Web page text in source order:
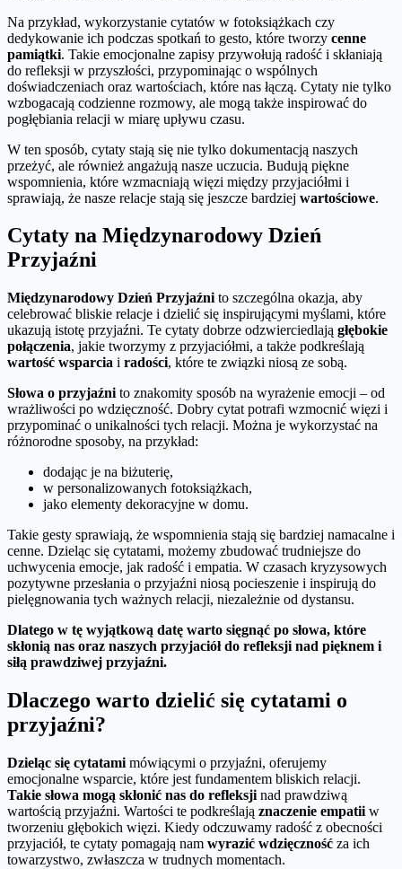
Na przykład, wykorzystanie cytatów w fotoksiążkach czy
dedykowanie ich podczas spotkań to gesto, które tworzy cenne
pamiątki. Takie emocjonalne zapisy przywołują radość i skłaniają
do refleksji w przyszłości, przypominając o wspólnych
doświadczeniach oraz wartościach, które nas łączą. Cytaty nie tylko
wzbogacają codzienne rozmowy, ale mogą także inspirować do
pogłębiania relacji w miarę upływu czasu.
W ten sposób, cytaty stają się nie tylko dokumentacją naszych
przeżyć, ale również angażują nasze uczucia. Budują piękne
wspomnienia, które wzmacniają więzi między przyjaciółmi i
sprawiają, że nasze relacje stają się jeszcze bardziej wartościowe.
Cytaty na Międzynarodowy Dzień
Przyjaźni
Międzynarodowy Dzień Przyjaźni to szczególna okazja, aby
celebrować bliskie relacje i dzielić się inspirującymi myślami, które
ukazują istotę przyjaźni. Te cytaty dobrze odzwierciedlają głębokie
połączenia, jakie tworzymy z przyjaciółmi, a także podkreślają
wartość wsparcia i radości, które te związki niosą ze sobą.
Słowa o przyjaźni to znakomity sposób na wyrażenie emocji – od
wrażliwości po wdzięczność. Dobry cytat potrafi wzmocnić więzi i
przypominać o unikalności tych relacji. Można je wykorzystać na
różnorodne sposoby, na przykład:
dodając je na biżuterię,
w personalizowanych fotoksiążkach,
jako elementy dekoracyjne w domu.
Takie gesty sprawiają, że wspomnienia stają się bardziej namacalne i
cenne. Dzieląc się cytatami, możemy zbudować trudniejsze do
uchwycenia emocje, jak radość i empatia. W czasach kryzysowych
pozytywne przesłania o przyjaźni niosą pocieszenie i inspirują do
pielęgnowania tych ważnych relacji, niezależnie od dystansu.
Dlatego w tę wyjątkową datę warto sięgnąć po słowa, które
skłonią nas oraz naszych przyjaciół do refleksji nad pięknem i
siłą prawdziwej przyjaźni.
Dlaczego warto dzielić się cytatami o
przyjaźni?
Dzieląc się cytatami mówiącymi o przyjaźni, oferujemy
emocjonalne wsparcie, które jest fundamentem bliskich relacji.
Takie słowa mogą skłonić nas do refleksji nad prawdziwą
wartością przyjaźni. Wartości te podkreślają znaczenie empatii w
tworzeniu głębokich więzi. Kiedy odczuwamy radość z obecności
przyjaciół, te cytaty pomagają nam wyrazić wdzięczność za ich
towarzystwo, zwłaszcza w trudnych momentach.